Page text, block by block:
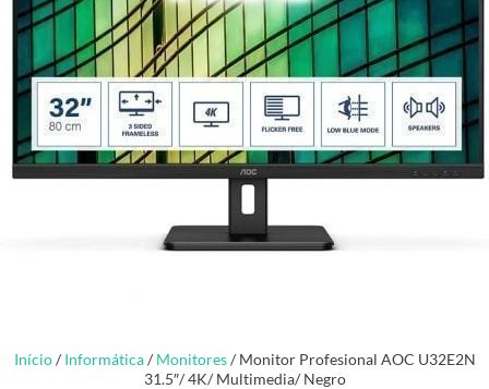
Início/ Informática/ Monitores/ Monitor Profesional AOC U32E2N
31.5″/ 4K/ Multimedia/ Negro